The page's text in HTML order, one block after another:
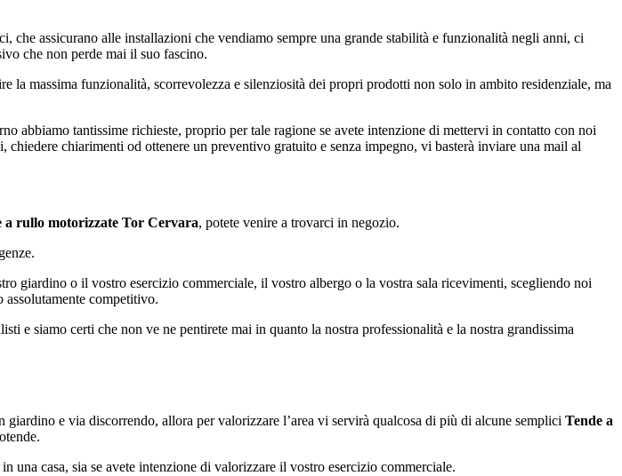
che assicurano alle installazioni che vendiamo sempre una grande stabilità e funzionalità negli anni, ci
che non perde mai il suo fascino.
la massima funzionalità, scorrevolezza e silenziosità dei propri prodotti non solo in ambito residenziale, ma
abbiamo tantissime richieste, proprio per tale ragione se avete intenzione di mettervi in contatto con noi
chiarimenti od ottenere un preventivo gratuito e senza impegno, vi basterà inviare una mail al
a rullo motorizzate Tor Cervara, potete venire a trovarci in negozio.
giardino o il vostro esercizio commerciale, il vostro albergo o la vostra sala ricevimenti, scegliendo noi
assolutamente competitivo.
e siamo certi che non ve ne pentirete mai in quanto la nostra professionalità e la nostra grandissima
e via discorrendo, allora per valorizzare l’area vi servirà qualcosa di più di alcune semplici Tende a
una casa, sia se avete intenzione di valorizzare il vostro esercizio commerciale.